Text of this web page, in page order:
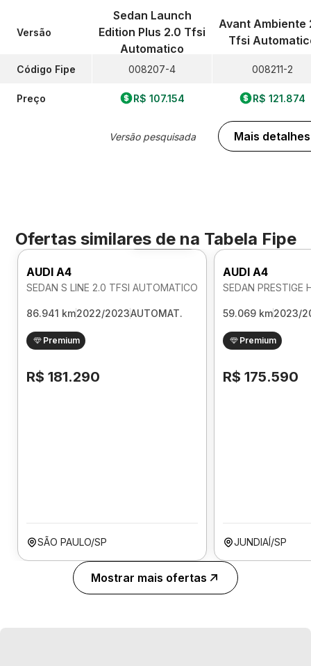
Versão
Código Fipe
Preço
Sedan Launch
Edition Plus 2.0 Tfsi
Automatico
008207-4
R$ 107.154
Versão pesquisada
Avant Ambiente
Tfsi
008211-2
R$ 121.874
Mais detalhes
Ofertas similares de na Tabela Fipe
Foto 360º
AUDI A4
SEDAN S LINE 2.0 TFSI AUTOMATICO
86.941 km2022/2023AUTOMAT.
Premium
R$ 181.290
SÃO PAULO/SP
AUDI A4
59.069 km2023/
Premium
R$ 175.590
JUNDIAÍ/SP
Mostrar mais ofertas